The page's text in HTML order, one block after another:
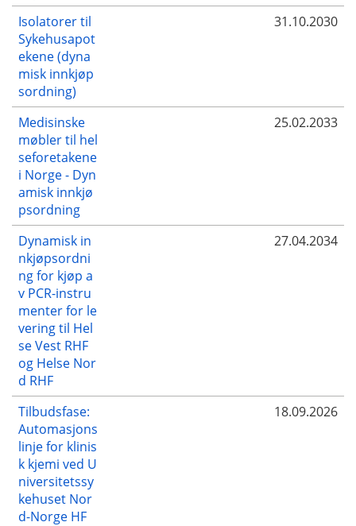
Isolatorer til
Sykehusapot
ekene (dyna
misk innkjøp
sordning)
31.10.2030
Medisinske
møbler til hel
seforetakene
i Norge - Dyn
amisk innkjø
psordning
25.02.2033
Dynamisk in
nkjøpsordni
ng for kjøp a
v PCR-instru
menter for le
vering til Hel
se Vest RHF
og Helse Nor
d RHF
27.04.2034
Tilbudsfase:
Automasjons
linje for klinis
k kjemi ved U
niversitetssy
kehuset Nor
d-Norge HF
18.09.2026